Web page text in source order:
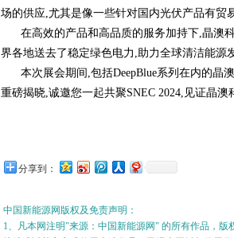
场的供应,尤其是像一些针对国内光伏产品有贸
在高效的产品和高品质的服务加持下,晶澳
界各地送去了稳定绿色电力,助力全球清洁能源
本次展会期间,包括DeepBlue系列在内的晶
重磅揭晓,诚邀您一起共聚SNEC 2024,见证晶澳
分享到：
中国新能源网版权及免责声明：
1、凡本网注明"来源：中国新能源网" 的所有作品，版